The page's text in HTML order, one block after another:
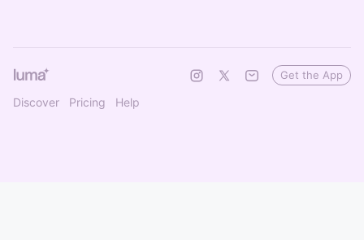
Discover Pricing Help
Get the App